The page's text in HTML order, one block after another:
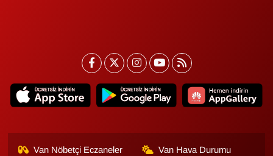
Van Nöbetçi Eczaneler Van Hava Durumu